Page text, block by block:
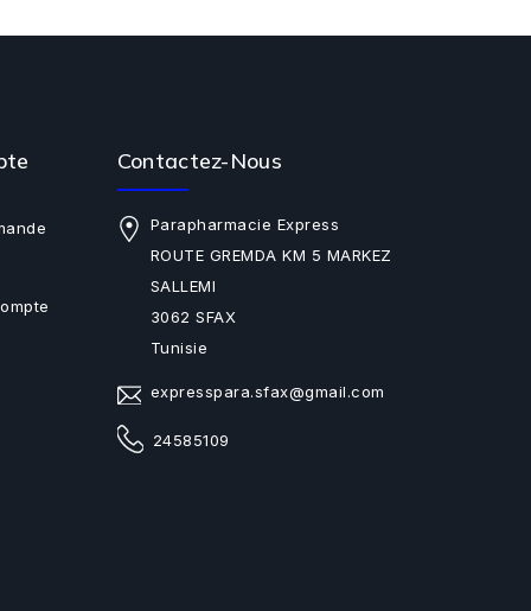
Contactez-Nous
Parapharmacie Express
ROUTE GREMDA KM 5 MARKEZ
SALLEMI
3062 SFAX
Tunisie
expresspara.sfax@gmail.com
24585109